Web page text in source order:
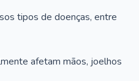
tipos de doenças, entre
afetam mãos, joelhos